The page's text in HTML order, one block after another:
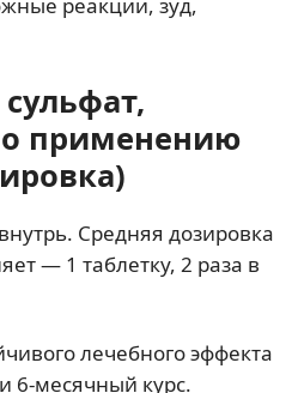
реакции, зуд,
применению
Средняя дозировка
— 1 таблетку, 2 раза в
лечебного эффекта
6-месячный курс.